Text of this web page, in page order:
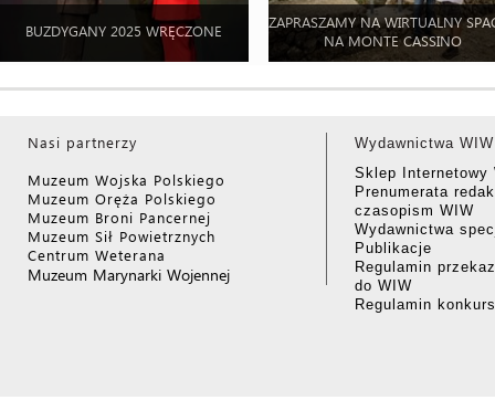
BUZDYGANY 2025 WRĘCZONE
ZAPRASZAMY NA WIRTUALNY
NA MONTE CASSINO
Nasi partnerzy
Muzeum Wojska Polskiego
Muzeum Oręża Polskiego
Muzeum Broni Pancernej
Muzeum Sił Powietrznych
Centrum Weterana
Muzeum Marynarki Wojennej
Wydawnictwa WIW
Sklep Internetowy
Prenumerata
czasopism WIW
Wydawnictwa
Publikacje
Regulamin
do WIW
Regulamin